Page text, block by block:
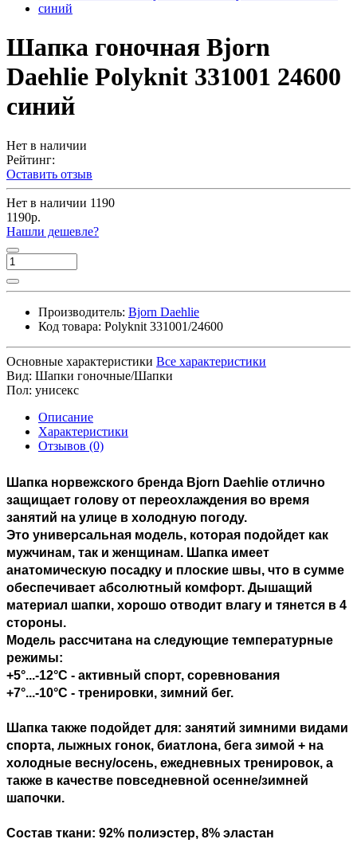
Шапка гоночная Bjorn
Daehlie Polyknit 331001 24600
синий
Нет в наличии
Рейтинг:
Оставить отзыв
Нет в наличии 1190
1190р.
Нашли дешевле?
Производитель: Bjorn Daehlie
Код товара: Polyknit 331001/24600
Основные характеристики Все характеристики
Вид: Шапки гоночные/Шапки
Пол: унисекс
Описание
Характеристики
Отзывов (0)
Шапка норвежского бренда Bjorn Daehlie отлично
защищает голову от переохлаждения во время
занятий на улице в холодную погоду.
Это универсальная модель, которая подойдет как
мужчинам, так и женщинам. Шапка имеет
анатомическую посадку и плоские швы, что в сумме
обеспечивает абсолютный комфорт. Дышащий
материал шапки, хорошо отводит влагу и тянется в 4
стороны.
Модель рассчитана на следующие температурные
режимы:
+5°...-12°С - активный спорт, соревнования
+7°...-10°С - тренировки, зимний бег.
Шапка также подойдет для: занятий зимними видами
спорта, лыжных гонок, биатлона, бега зимой + на
холодные весну/осень, ежедневных тренировок, а
также в качестве повседневной осенне/зимней
шапочки.
Состав ткани: 92% полиэстер, 8% эластан